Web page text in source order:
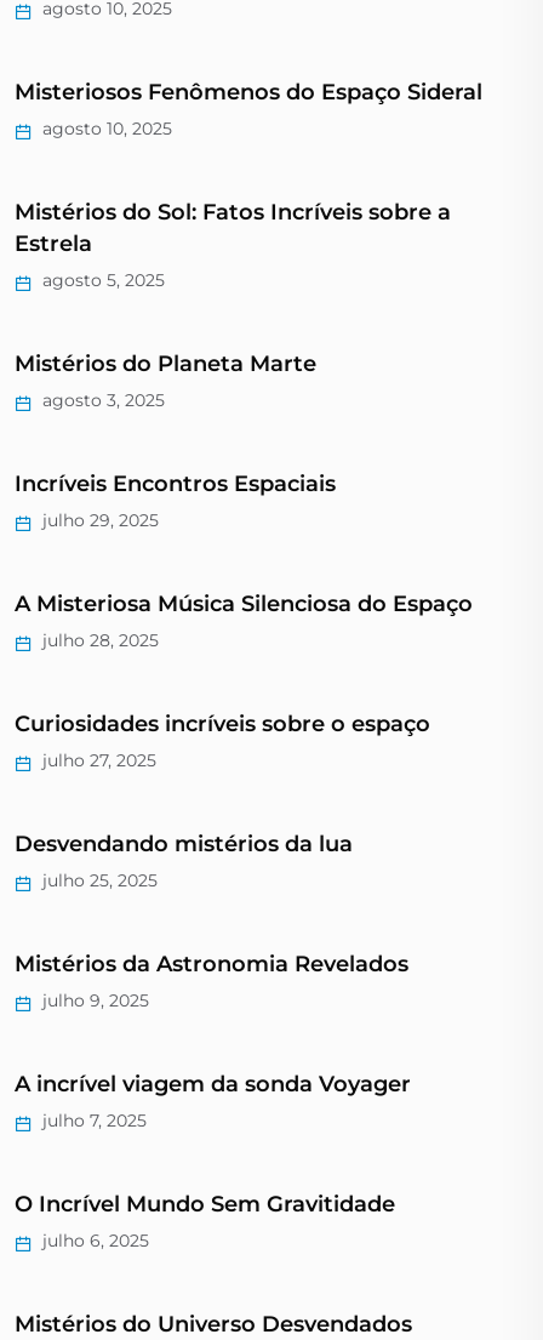
agosto 10, 2025
Misteriosos Fenômenos do Espaço Sideral
agosto 10, 2025
Mistérios do Sol: Fatos Incríveis sobre a
Estrela
agosto 5, 2025
Mistérios do Planeta Marte
agosto 3, 2025
Incríveis Encontros Espaciais
julho 29, 2025
A Misteriosa Música Silenciosa do Espaço
julho 28, 2025
Curiosidades incríveis sobre o espaço
julho 27, 2025
Desvendando mistérios da lua
julho 25, 2025
Mistérios da Astronomia Revelados
julho 9, 2025
A incrível viagem da sonda Voyager
julho 7, 2025
O Incrível Mundo Sem Gravitidade
julho 6, 2025
Mistérios do Universo Desvendados